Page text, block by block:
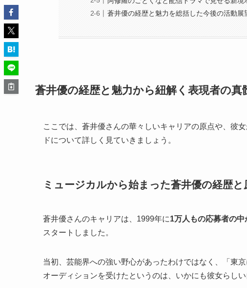
蒼井優の経歴と魅力を総括した今後の活動展
蒼井優の経歴と魅力から紐解く表現者の真
ここでは、蒼井優さんの華々しいキャリアの原点や、彼
ドについて詳しく見ていきましょう。
ミュージカルから始まった蒼井優の経歴と
蒼井優さんのキャリアは、1999年に1万人もの応募者の中
スタートしました。
当初、芸能界への強い野心があったわけではなく、「東
オーディションを受けたというのは、いかにも彼女らし